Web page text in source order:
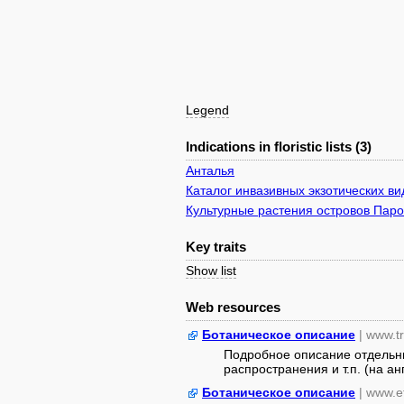
Legend
Indications in floristic lists (3)
Анталья
Каталог инвазивных экзотических
Культурные растения островов
Key traits
Show list
Web resources
Ботаническое описание |
Подробное описание
распространения и т.п. (на
Ботаническое описание |